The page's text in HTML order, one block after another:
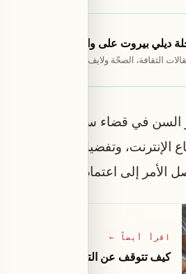
ديلي بيروت على واتساب
الثقافة، الصحّة ولايف ستايل تصلك أوّلاً.
السن في قضاء ساعات طويلة
الإنترنت، وتفضيل التفاعل عبر
الأمر إلى اعتماد كامل على
اقرأ أيضاً ←
كيف تتوقف عن التصرف وكأنك تمشي